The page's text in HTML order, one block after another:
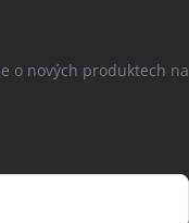
o nových produktech na